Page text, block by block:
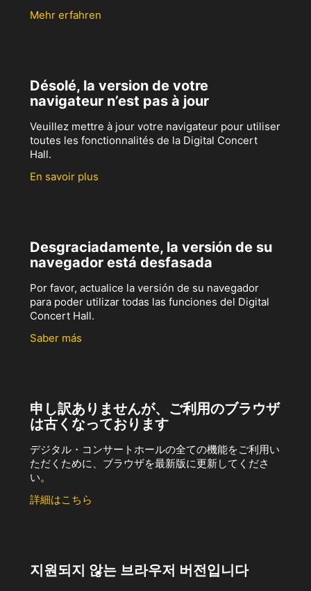
Mehr erfahren
Désolé, la version de votre
navigateur n’est pas à jour
Veuillez mettre à jour votre navigateur pour utiliser
toutes les fonctionnalités de la Digital Concert
Hall.
En savoir plus
Desgraciadamente, la versión de su
navegador está desfasada
Por favor, actualice la versión de su navegador
para poder utilizar todas las funciones del Digital
Concert Hall.
Saber más
申し訳ありませんが、ご利用のブラウザ
は古くなっております
デジタル・コンサートホールの全ての機能をご利用い
ただくために、ブラウザを最新版に更新してくださ
い。
詳細はこちら
지원되지 않는 브라우저 버전입니다